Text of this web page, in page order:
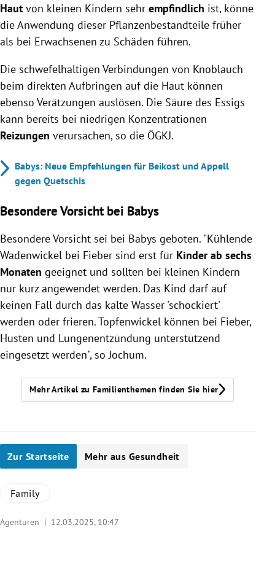
Haut von kleinen Kindern sehr empfindlich ist, könne
die Anwendung dieser Pflanzenbestandteile früher
als bei Erwachsenen zu Schäden führen.
Die schwefelhaltigen Verbindungen von Knoblauch
beim direkten Aufbringen auf die Haut können
ebenso Verätzungen auslösen. Die Säure des Essigs
kann bereits bei niedrigen Konzentrationen
Reizungen verursachen, so die ÖGKJ.
Babys: Neue Empfehlungen für Beikost und Appell
gegen Quetschis
Besondere Vorsicht bei Babys
Besondere Vorsicht sei bei Babys geboten. "Kühlende
Wadenwickel bei Fieber sind erst für Kinder ab sechs
Monaten geeignet und sollten bei kleinen Kindern
nur kurz angewendet werden. Das Kind darf auf
keinen Fall durch das kalte Wasser 'schockiert'
werden oder frieren. Topfenwickel können bei Fieber,
Husten und Lungenentzündung unterstützend
eingesetzt werden", so Jochum.
Mehr Artikel zu Familienthemen finden Sie hier
Zur Startseite Mehr aus Gesundheit
Family
Agenturen | 12.03.2025, 10:47